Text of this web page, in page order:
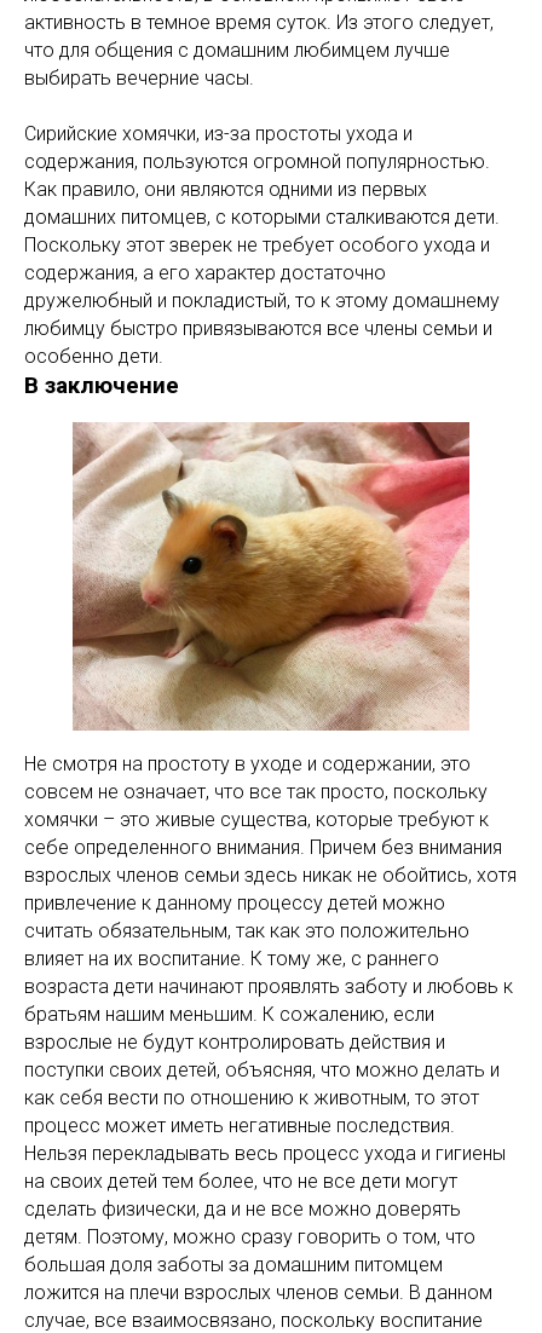
активность в темное время суток. Из этого следует,
что для общения с домашним любимцем лучше
выбирать вечерние часы.
Сирийские хомячки, из-за простоты ухода и
содержания, пользуются огромной популярностью.
Как правило, они являются одними из первых
домашних питомцев, с которыми сталкиваются дети.
Поскольку этот зверек не требует особого ухода и
содержания, а его характер достаточно
дружелюбный и покладистый, то к этому домашнему
любимцу быстро привязываются все члены семьи и
особенно дети.
В заключение
Не смотря на простоту в уходе и содержании, это
совсем не означает, что все так просто, поскольку
хомячки – это живые существа, которые требуют к
себе определенного внимания. Причем без внимания
взрослых членов семьи здесь никак не обойтись, хотя
привлечение к данному процессу детей можно
считать обязательным, так как это положительно
влияет на их воспитание. К тому же, с раннего
возраста дети начинают проявлять заботу и любовь к
братьям нашим меньшим. К сожалению, если
взрослые не будут контролировать действия и
поступки своих детей, объясняя, что можно делать и
как себя вести по отношению к животным, то этот
процесс может иметь негативные последствия.
Нельзя перекладывать весь процесс ухода и гигиены
на своих детей тем более, что не все дети могут
сделать физически, да и не все можно доверять
детям. Поэтому, можно сразу говорить о том, что
большая доля заботы за домашним питомцем
ложится на плечи взрослых членов семьи. В данном
случае, все взаимосвязано, поскольку воспитание